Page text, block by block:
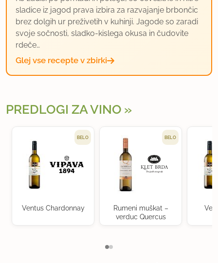
sladice iz jagod prava izbira za razvajanje brbončic
brez dolgih ur preživetih v kuhinji. Jagode so zaradi
svoje sočnosti, sladko-kislega okusa in čudovite
rdeče…
Glej vse recepte v zbirki
PREDLOGI ZA VINO
BELO
Ventus Chardonnay
BELO
Rumeni muškat –
verduc Quercus